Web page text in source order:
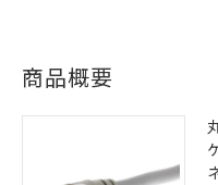
商品概要